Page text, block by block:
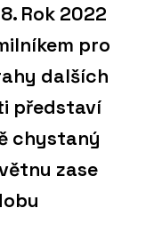
Rok 2022
pro
dalších
představí
chystaný
zase